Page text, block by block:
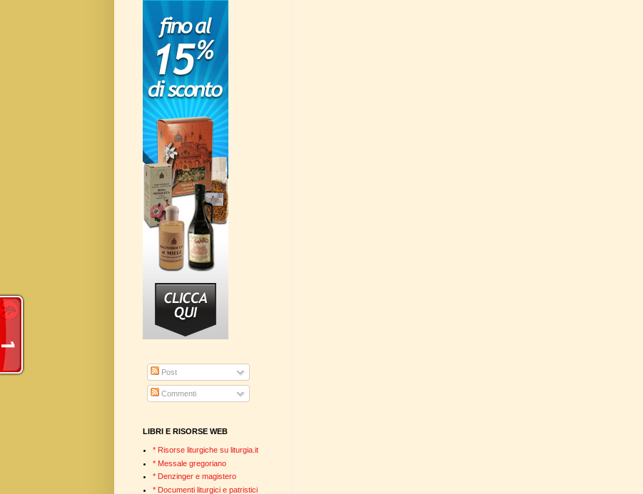
Post
Commenti
LIBRI E RISORSE WEB
* Risorse liturgiche su liturgia.it
* Messale gregoriano
* Denzinger e magistero
* Documenti liturgici e patristici